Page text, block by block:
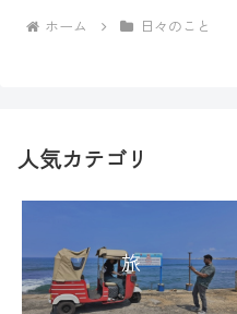
ホーム 日々のこと
人気カテゴリ
旅